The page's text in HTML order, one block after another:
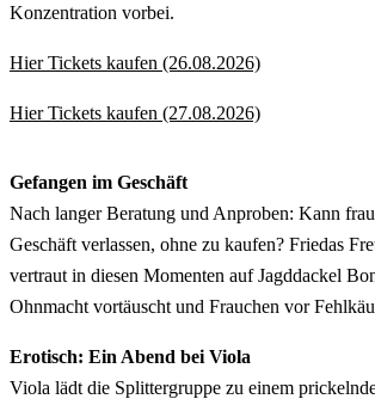
Konzentration vorbei.
Hier Tickets kaufen (26.08.2026)
Hier Tickets kaufen (27.08.2026)
Gefangen im Geschäft
Nach langer Beratung und Anproben: Kann
Geschäft verlassen, ohne zu kaufen? Friedas
vertraut in diesen Momenten auf Jagddackel
Ohnmacht vortäuscht und Frauchen vor
Erotisch: Ein Abend bei Viola
Viola lädt die Splittergruppe zu einem